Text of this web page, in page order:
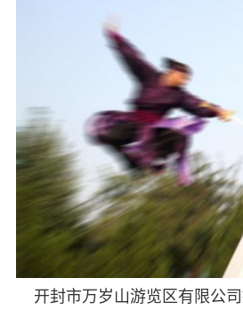
开封市万岁山游览区有限公司